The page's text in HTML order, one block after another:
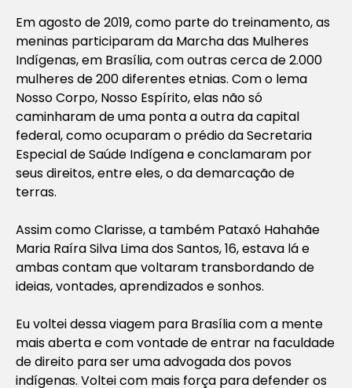
Em agosto de 2019, como parte do treinamento, as
meninas participaram da Marcha das Mulheres
Indígenas, em Brasília, com outras cerca de 2.000
mulheres de 200 diferentes etnias. Com o lema
Nosso Corpo, Nosso Espírito, elas não só
caminharam de uma ponta a outra da capital
federal, como ocuparam o prédio da Secretaria
Especial de Saúde Indígena e conclamaram por
seus direitos, entre eles, o da demarcação de
terras.
Assim como Clarisse, a também Pataxó Hahahãe
Maria Raíra Silva Lima dos Santos, 16, estava lá e
ambas contam que voltaram transbordando de
ideias, vontades, aprendizados e sonhos.
Eu voltei dessa viagem para Brasília com a mente
mais aberta e com vontade de entrar na faculdade
de direito para ser uma advogada dos povos
indígenas. Voltei com mais força para defender os